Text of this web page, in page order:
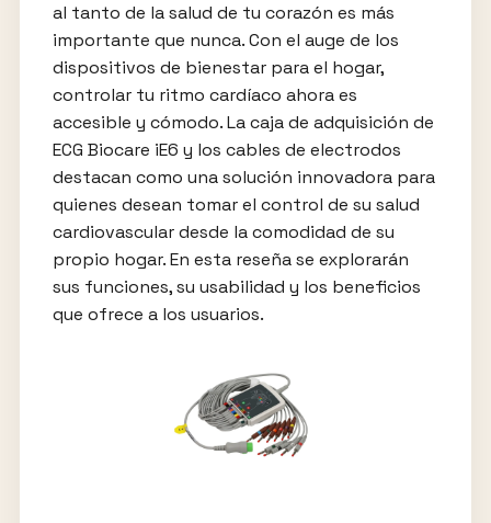
al tanto de la salud de tu corazón es más
importante que nunca. Con el auge de los
dispositivos de bienestar para el hogar,
controlar tu ritmo cardíaco ahora es
accesible y cómodo. La caja de adquisición de
ECG Biocare iE6 y los cables de electrodos
destacan como una solución innovadora para
quienes desean tomar el control de su salud
cardiovascular desde la comodidad de su
propio hogar. En esta reseña se explorarán
sus funciones, su usabilidad y los beneficios
que ofrece a los usuarios.